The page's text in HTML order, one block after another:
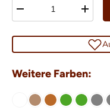
-
+
Weitere Farben: